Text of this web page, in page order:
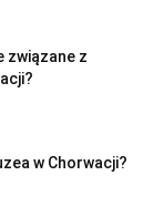
związane z
w Chorwacji?